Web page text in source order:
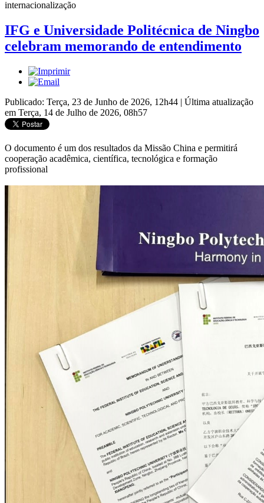
internacionalização
IFG e Universidade Politécnica de Ningbo
celebram memorando de entendimento
Publicado: Terça, 23 de Junho de 2026, 12h44 | Última atualização
em Terça, 14 de Julho de 2026, 08h57
O documento é um dos resultados da Missão China e permitirá
cooperação acadêmica, científica, tecnológica e formação
profissional